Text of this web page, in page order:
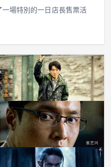
一場特別的一日店長售票活